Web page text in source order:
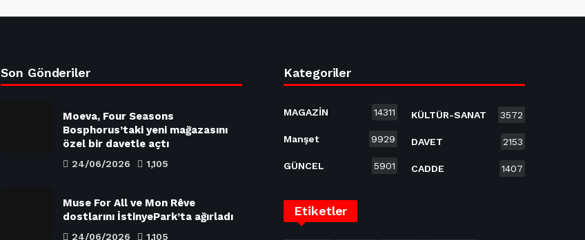
Son Gönderiler
Moeva, Four Seasons
Bosphorus’taki yeni mağazasını
özel bir davetle açtı
24/06/2026 1,105
Muse For All ve Mon Rêve
dostlarını İstinyePark’ta ağırladı
24/06/2026 1,105
Kategoriler
MAGAZİN 14311
Manşet 9929
GÜNCEL 5901
KÜLTÜR-SANAT 3572
DAVET 2153
CADDE 1407
Etiketler